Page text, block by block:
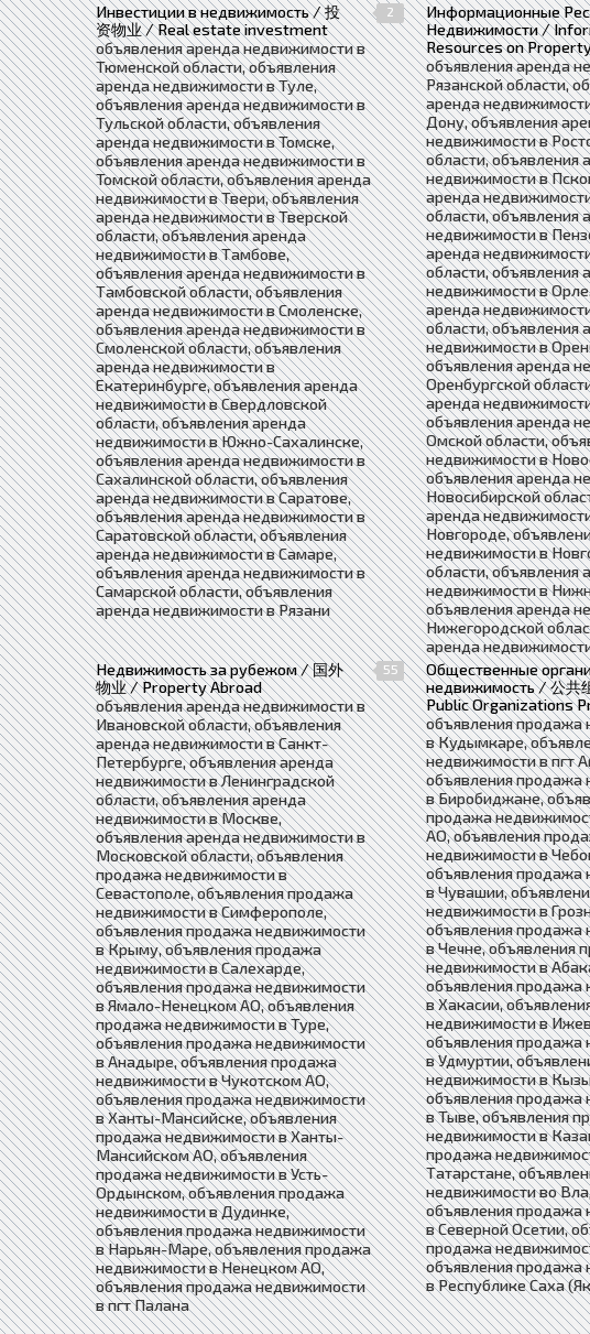
Инвестиции в недвижимость / 投
资物业 / Real estate investment
2
объявления аренда недвижимости в
Тюменской области, объявления
аренда недвижимости в Туле,
объявления аренда недвижимости в
Тульской области, объявления
аренда недвижимости в Томске,
объявления аренда недвижимости в
Томской области, объявления аренда
недвижимости в Твери, объявления
аренда недвижимости в Тверской
области, объявления аренда
недвижимости в Тамбове,
объявления аренда недвижимости в
Тамбовской области, объявления
аренда недвижимости в Смоленске,
объявления аренда недвижимости в
Смоленской области, объявления
аренда недвижимости в
Екатеринбурге, объявления аренда
недвижимости в Свердловской
области, объявления аренда
недвижимости в Южно-Сахалинске,
объявления аренда недвижимости в
Сахалинской области, объявления
аренда недвижимости в Саратове,
объявления аренда недвижимости в
Саратовской области, объявления
аренда недвижимости в Самаре,
объявления аренда недвижимости в
Самарской области, объявления
аренда недвижимости в Рязани
Информационные
Недвижимости /
Resources on
объявления аренда
Рязанской области,
аренда
Дону, объявления
недвижимости в
области, объявления
недвижимости в
аренда
области, объявления
недвижимости в
аренда
области, объявления
недвижимости в
аренда
области, объявления
недвижимости в
объявления аренда
Оренбургской
аренда
объявления аренда
Омской области,
недвижимости в
объявления аренда
Новосибирской
аренда
Новгороде,
недвижимости в
области, объявления
недвижимости в
объявления аренда
Нижегородской
аренда
Недвижимость за рубежом / 国外
物业 / Property Abroad
55
объявления аренда недвижимости в
Ивановской области, объявления
аренда недвижимости в Санкт-
Петербурге, объявления аренда
недвижимости в Ленинградской
области, объявления аренда
недвижимости в Москве,
объявления аренда недвижимости в
Московской области, объявления
продажа недвижимости в
Севастополе, объявления продажа
недвижимости в Симферополе,
объявления продажа недвижимости
в Крыму, объявления продажа
недвижимости в Салехарде,
объявления продажа недвижимости
в Ямало-Ненецком АО, объявления
продажа недвижимости в Туре,
объявления продажа недвижимости
в Анадыре, объявления продажа
недвижимости в Чукотском АО,
объявления продажа недвижимости
в Ханты-Мансийске, объявления
продажа недвижимости в Ханты-
Мансийском АО, объявления
продажа недвижимости в Усть-
Ордынском, объявления продажа
недвижимости в Дудинке,
объявления продажа недвижимости
в Нарьян-Маре, объявления продажа
недвижимости в Ненецком АО,
объявления продажа недвижимости
в пгт Палана
Общественные
недвижимость / 公共
Public Organizations
объявления продажа
в Кудымкаре,
недвижимости в пгт
объявления продажа
в Биробиджане,
продажа
АО, объявления
недвижимости в
объявления продажа
в Чувашии,
недвижимости в
объявления продажа
в Чечне, объявления
недвижимости в
объявления продажа
в Хакасии,
недвижимости в
объявления продажа
в Удмуртии,
недвижимости в
объявления продажа
в Тыве, объявления
недвижимости в
продажа
Татарстане,
недвижимости во
объявления продажа
в Северной Осетии,
продажа
объявления продажа
в Республике Саха